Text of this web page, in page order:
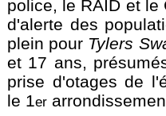
police, le RAID et
d'alerte des
plein pour Tylers
et 17 ans,
prise d'otages de
le 1er